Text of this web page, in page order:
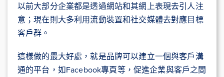
以前大部分企業都是透過網站和其網上表現去引人注
意；現在則大多利用流動裝置和社交媒體去對應目標
客戶群。
這樣做的最大好處，就是品牌可以建立一個與客戶溝
通的平台，如Facebook專頁等，促進企業與客戶之間